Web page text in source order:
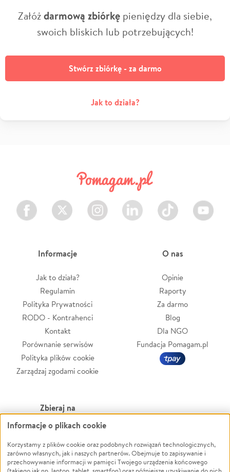
Załóżdarmową zbiórkę pieniędzy dla siebie,
swoich bliskich lub potrzebujących!
Stwórz zbiórkę - za darmo
Jak to działa?
Facebook Twitter Instagram LinkedIn TikTok Youtube
Informacje
Jak to działa?
Regulamin
Polityka Prywatności
RODO - Kontrahenci
Kontakt
Porównanie serwisów
Polityka plików cookie
Zarządzaj zgodami cookie
O nas
Opinie
Raporty
Za darmo
Blog
Dla NGO
Fundacja Pomagam.pl
Zbieraj na
Leczenie
Zwierzęta
Pożar
Powódź
Wichura
Informacje o plikach cookie
Korzystamy z plików cookie oraz podobnych rozwiązań technologicznych,
zarówno własnych, jak i naszych partnerów. Obejmuje to zapisywanie i
przechowywanie informacji w pamięci Twojego urządzenia końcowego